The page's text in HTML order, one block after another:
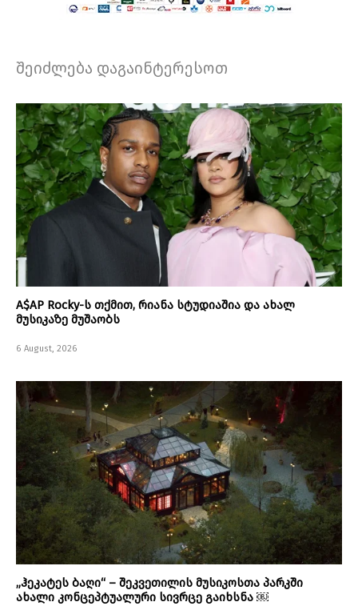
შეიძლება დაგაინტერესოთ
A$AP Rocky-ს თქმით, რიანა სტუდიაშია და ახალ
მუსიკაზე მუშაობს
6 August, 2026
„ჰეკატეს ბაღი“ – შეკვეთილის მუსიკოსთა პარკში
ახალი კონცეპტუალური სივრცე გაიხსნა ￼